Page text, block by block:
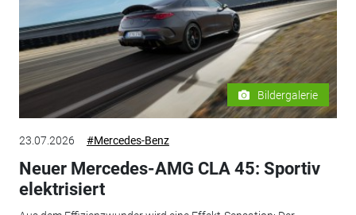
Bildergalerie
23.07.2026 #Mercedes-Benz
Neuer Mercedes-AMG CLA 45: Sportiv
elektrisiert